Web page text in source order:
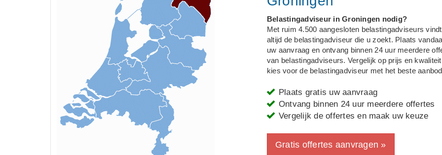
Belastingadviseur in Groningen nodig?
Met ruim 4.500 aangesloten belastingadviseurs
altijd de belastingadviseur die u zoekt. Plaats
uw aanvraag en ontvang binnen 24 uur meerdere
van belastingadviseurs. Vergelijk op prijs en
kies voor de belastingadviseur met het beste
Plaats gratis uw aanvraag
Ontvang binnen 24 uur meerdere offertes
Vergelijk de offertes en maak uw keuze
Gratis offertes aanvragen »